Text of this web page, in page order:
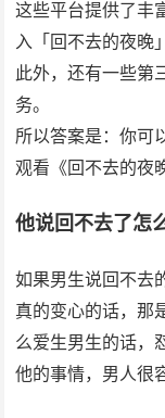
这些平台提供了丰
入「回不去的夜晚
此外，还有一些第
务。
所以答案是：你可
观看《回不去的夜
他说回不去了怎
如果男生说回不去
真的变心的话，那
么爱生男生的话，
他的事情，男人很